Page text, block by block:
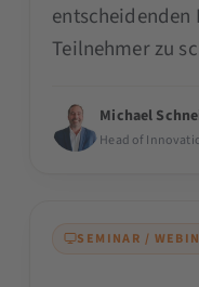
Teilnehmer zu
Michael
SEMINAR /